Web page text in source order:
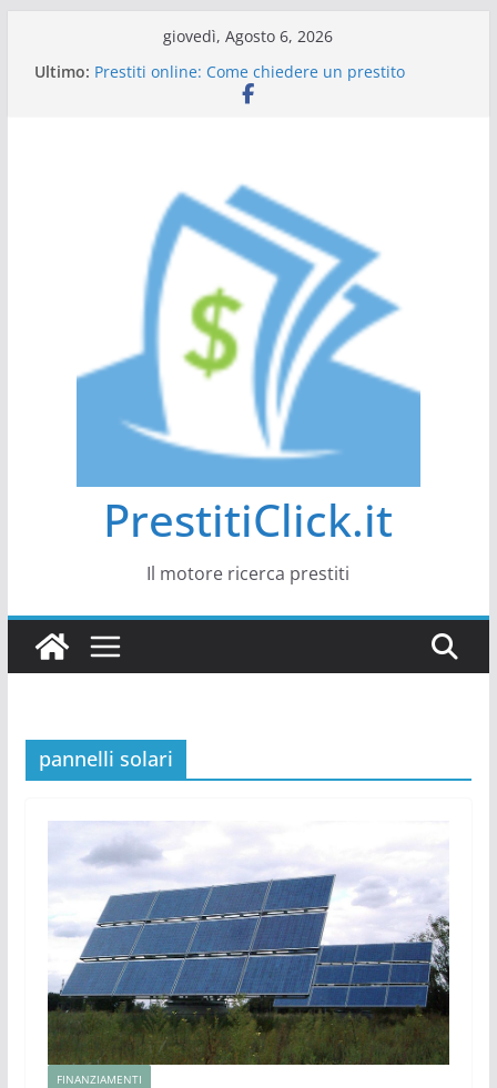
giovedì, Agosto 6, 2026
Ultimo: Prestiti online: Come chiedere un prestito
Tutto ciò che dovete sapere sulle carte di credito
PrestitiClick.it
Il motore ricerca prestiti
pannelli solari
FINANZIAMENTI